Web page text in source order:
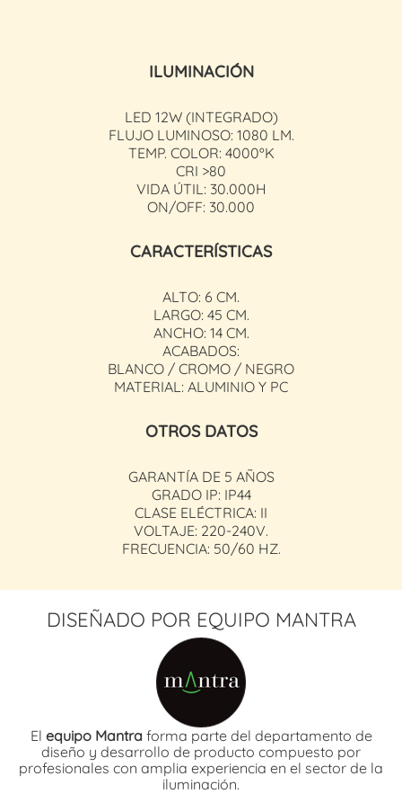
ILUMINACIÓN
LED 12W (INTEGRADO)
FLUJO LUMINOSO: 1080 LM.
TEMP. COLOR: 4000ºK
CRI >80
VIDA ÚTIL: 30.000H
ON/OFF: 30.000
CARACTERÍSTICAS
ALTO: 6 CM.
LARGO: 45 CM.
ANCHO: 14 CM.
ACABADOS:
BLANCO / CROMO / NEGRO
MATERIAL: ALUMINIO Y PC
OTROS DATOS
GARANTÍA DE 5 AÑOS
GRADO IP: IP44
CLASE ELÉCTRICA: II
VOLTAJE: 220-240V.
FRECUENCIA: 50/60 HZ.
DISEÑADO POR EQUIPO MANTRA
El equipo Mantra forma parte del departamento de
diseño y desarrollo de producto compuesto por
profesionales con amplia experiencia en el sector de la
iluminación.